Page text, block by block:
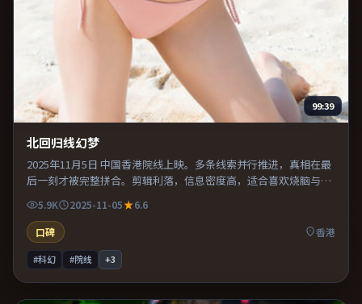
99:39
北回归线幻梦
2025年11月5日 中国香港院线上映。多条线索并行推进，真相在最
后一刻才被完整拼合。剪辑利落，信息密度高，适合喜欢烧脑与推
理的观众。片尾留白意味深长，值得二刷细品台词与构图。
5.9K 2025-11-05
6.6
口碑
香港
#科幻 #院线 +3